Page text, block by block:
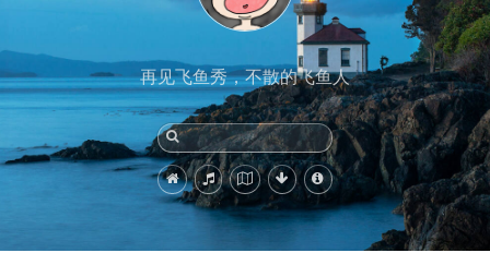
再见飞鱼秀，不散的飞鱼人